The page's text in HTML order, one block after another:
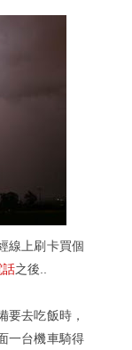
線上刷卡買個
話之後..
要去吃飯時，
一台機車騎得